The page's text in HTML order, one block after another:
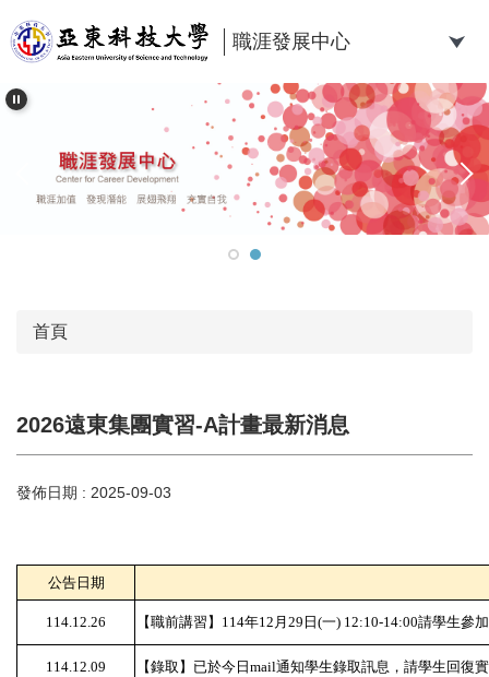
到
主
內
職涯發展中心
首頁
2026遠東集團實習-A計畫最新消息
發佈日期 : 2025-09-03
公告日期
114.12.26 【職前講習】114年12月29日(一) 12:10-14:00請學生參
114.12.09 【錄取】已於今日mail通知學生錄取訊息，請學生回復